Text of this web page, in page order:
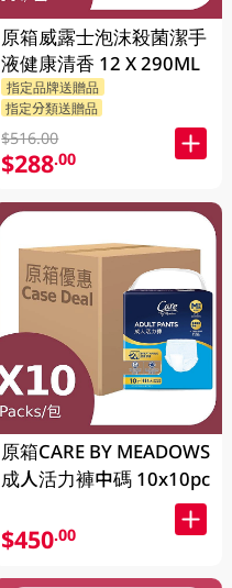
原箱威露士泡沫殺菌潔手
液健康清香 12 X 290ML
指定品牌送贈品
指定分類送贈品
$516.00
$288.00
原箱CARE BY MEADOWS
成人活力褲中碼 10x10pc
$450.00